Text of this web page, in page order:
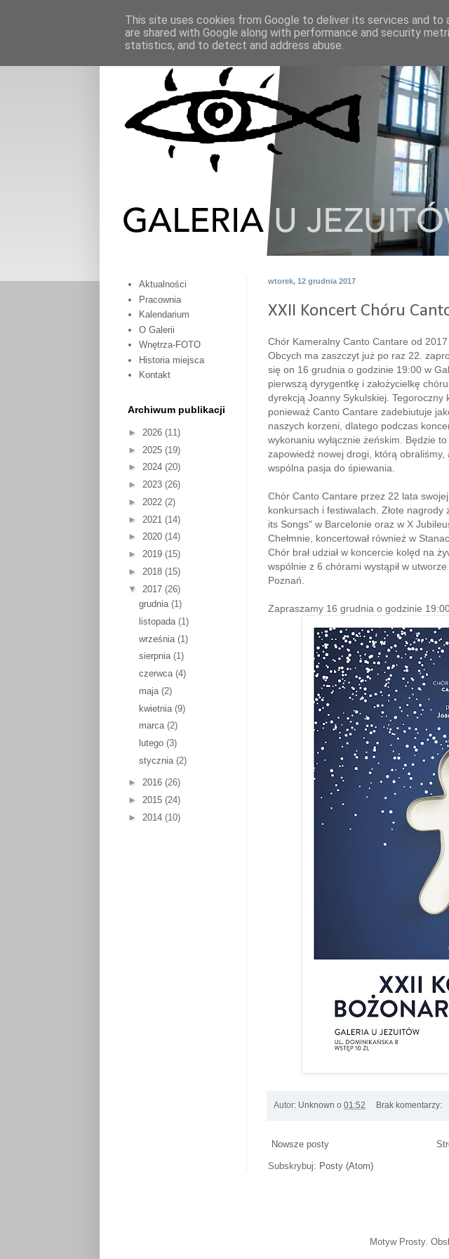
wtorek, 12 grudnia 2017
XXII Koncert Chóru
Chór Kameralny Canto Cantare od
Obcych ma zaszczyt już po raz 22.
się on 16 grudnia o godzinie 19:00 w
pierwszą dyrygentkę i założycielkę
dyrekcją Joanny Sykulskiej. Tegoroczny
ponieważ Canto Cantare zadebiutuje
naszych korzeni, dlatego podczas
wykonaniu wyłącznie żeńskim. Będzie
zapowiedź nowej drogi, którą
wspólna pasja do śpiewania.
Chór Canto Cantare przez 22 lata swojej
konkursach i festiwalach. Złote
its Songs" w Barcelonie oraz w X
Chełmnie, koncertował również w
Chór brał udział w koncercie kolęd na
wspólnie z 6 chórami wystąpił w
Poznań.
Zapraszamy 16 grudnia o godzinie
Autor: Unknown o 01:52 Brak komentarzy:
Nowsze posty
Subskrybuj: Posty (Atom)
Aktualności
Pracownia
Kalendarium
O Galerii
Wnętrza-FOTO
Historia miejsca
Kontakt
Archiwum publikacji
► 2026 (11)
► 2025 (19)
► 2024 (20)
► 2023 (26)
► 2022 (2)
► 2021 (14)
► 2020 (14)
► 2019 (15)
► 2018 (15)
▼ 2017 (26)
grudnia (1)
listopada (1)
września (1)
sierpnia (1)
czerwca (4)
maja (2)
kwietnia (9)
marca (2)
lutego (3)
stycznia (2)
► 2016 (26)
► 2015 (24)
► 2014 (10)
Motyw Prosty.
This site uses cookies from Google to deliver its services and to
are shared with Google along with performance and security
statistics, and to detect and address abuse.